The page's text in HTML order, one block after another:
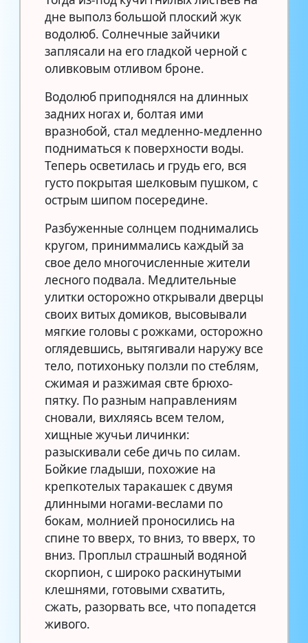
дне выполз большой плоский жук
водолюб. Солнечные зайчики
заплясали на его гладкой черной с
оливковым отливом броне.
Водолюб приподнялся на длинных
задних ногах и, болтая ими
вразнобой, стал медленно-медленно
подниматься к поверхности воды.
Теперь осветилась и грудь его, вся
густо покрытая шелковым пушком, с
острым шипом посередине.
Разбуженные солнцем поднимались
кругом, приниммались каждый за
свое дело многочисленные жители
лесного подвала. Медлительные
улитки осторожно открывали дверцы
своих витых домиков, высовывали
мягкие головы с рожками, осторожно
оглядевшись, вытягивали наружу все
тело, потихоньку ползли по стеблям,
сжимая и разжимая свте брюхо-
пятку. По разным направлениям
сновали, вихляясь всем телом,
хищные жучьи личинки:
разыскивали себе дичь по силам.
Бойкие гладыши, похожие на
крепкотелых таракашек с двумя
длинными ногами-веслами по
бокам, молнией проносились на
спине то вверх, то вниз, то вверх, то
вниз. Проплыл страшный водяной
скорпион, с широко раскинутыми
клешнями, готовыми схватить,
сжать, разорвать все, что попадется
живого.